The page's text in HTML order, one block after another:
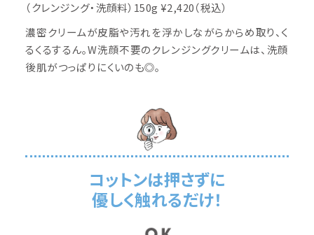
（クレンジング・洗顔料） 150g ¥2,420（税込）
濃密クリームが皮脂や汚れを浮かしながらからめ取り、く
るくるするん。W洗顔不要のクレンジングクリームは、洗顔
後肌がつっぱりにくいのも◎。
コットンは押さずに
優しく触れるだけ！